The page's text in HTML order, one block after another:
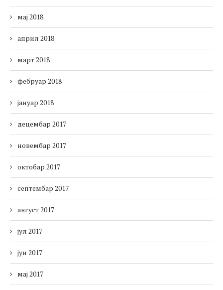
мај 2018
април 2018
март 2018
фебруар 2018
јануар 2018
децембар 2017
новембар 2017
октобар 2017
септембар 2017
август 2017
јул 2017
јун 2017
мај 2017